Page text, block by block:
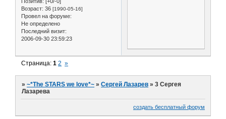
Возраст: 36 [1990-05-16]
Провел на форуме:
Не определено
Последний визит:
2006-09-30 23:59:23
Страница:1 2 »
»~*The STARS we love*~ »Сергей Лазарев »3 Сергея
Лазарева
создать бесплатный форум